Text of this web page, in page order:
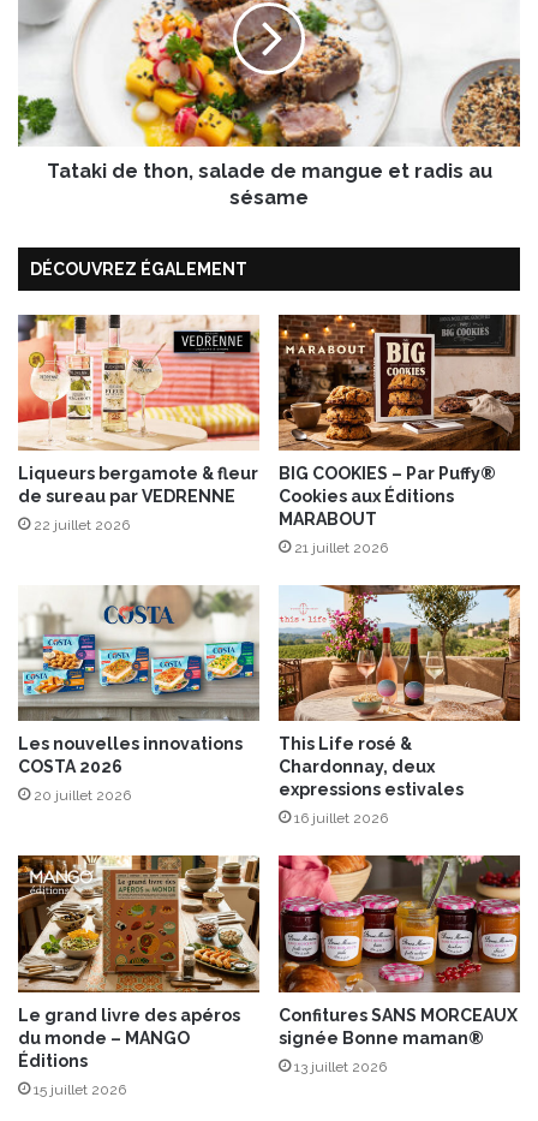
d
s
f
r
e
-
m
a
c
a
r
p
o
n
a
k
d
e
t
,
a
l
a
e
d
e
m
a
n
e
t
r
a
d
i
s
a
é
s
a
m
e
Tataki de thon, salade de mangue et radis au
sésame
DÉCOUVREZ ÉGALEMENT
Liqueurs bergamote & fleur
de sureau par VEDRENNE
22 juillet 2026
BIG COOKIES – Par Puffy®
Cookies aux Éditions
MARABOUT
21 juillet 2026
Les nouvelles innovations
COSTA 2026
20 juillet 2026
This Life rosé &
Chardonnay, deux
expressions estivales
16 juillet 2026
Le grand livre des apéros
du monde – MANGO
Éditions
15 juillet 2026
Confitures SANS MORCEAUX
signée Bonne maman®
13 juillet 2026